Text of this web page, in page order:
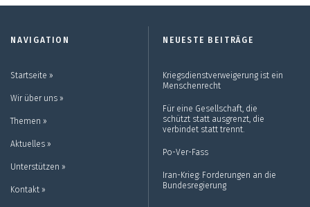
NAVIGATION
Startseite ››
Wir über uns ››
Themen ››
Aktuelles ››
Unterstützen ››
Kontakt ››
NEUESTE BEITRÄGE
Kriegsdienstverweigerung ist ein
Menschenrecht
Für eine Gesellschaft, die
schützt statt ausgrenzt, die
verbindet statt trennt.
Po-Ver-Fass
Iran-Krieg: Forderungen an die
Bundesregierung